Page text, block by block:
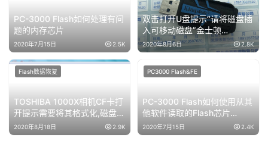
PC-3000 Flash如何处理有问
题的内存芯片
2020年7月15日 2.5K
双击打开U盘提示“请将磁盘插
入可移动磁盘”金士顿
DTR30G2主控型号PS2251-
07-V数据恢复成功
2020年8月6日 2.8K
TOSHIBA 1000X相机CF卡打
开提示需要将其格式化,磁盘管
理显示32MB芯片级数据恢复
成功
2020年8月18日 2.9K
Flash数据恢复
PC-3000 Flash如何使用从其
他软件读取的Flash芯片
DUMP文件
2020年7月15日 2.4K
PC3000 Flash&FE